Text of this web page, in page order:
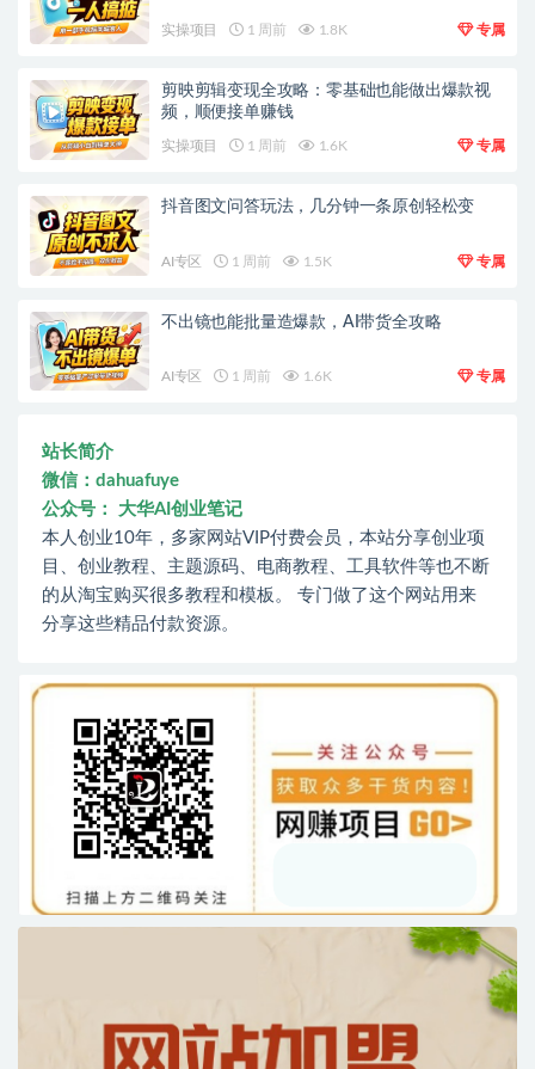
实操项目 1 周前 1.8K 专属
剪映剪辑变现全攻略：零基础也能做出爆款视
频，顺便接单赚钱
实操项目 1 周前 1.6K 专属
抖音图文问答玩法，几分钟一条原创轻松变
AI专区 1 周前 1.5K 专属
不出镜也能批量造爆款，AI带货全攻略
AI专区 1 周前 1.6K 专属
站长简介
微信：dahuafuye
公众号： 大华AI创业笔记
本人创业10年，多家网站VIP付费会员，本站分享创业项
目、创业教程、主题源码、电商教程、工具软件等也不断
的从淘宝购买很多教程和模板。 专门做了这个网站用来
分享这些精品付款资源。